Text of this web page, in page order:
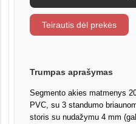
Teirautis dėl prekės
Trumpas aprašymas
Segmento akies matmenys
PVC, su 3 standumo
storis su nudažymu 4 mm